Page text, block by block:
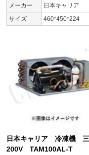
メーカー
日本キャリア
サイズ
460*450*224
日本キャリア 冷凍機
200V TAM100AL-T